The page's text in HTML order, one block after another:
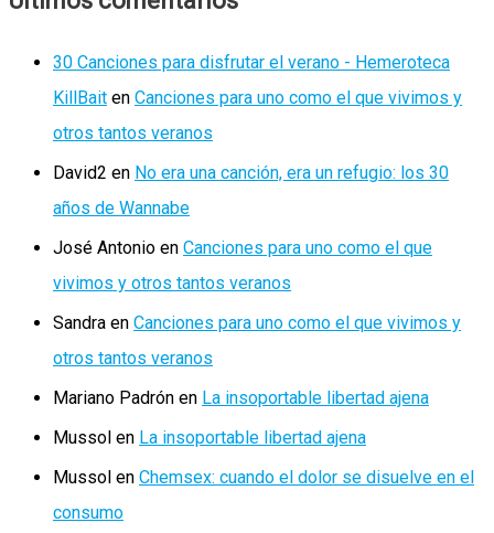
30 Canciones para disfrutar el verano - Hemeroteca
KillBait en Canciones para uno como el que vivimos y
otros tantos veranos
David2 en No era una canción, era un refugio: los 30
años de Wannabe
José Antonio en Canciones para uno como el que
vivimos y otros tantos veranos
Sandra en Canciones para uno como el que vivimos y
otros tantos veranos
Mariano Padrón en La insoportable libertad ajena
Mussol en La insoportable libertad ajena
Mussol en Chemsex: cuando el dolor se disuelve en el
consumo